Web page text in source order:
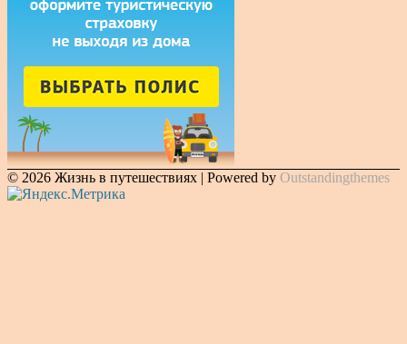
© 2026 Жизнь в путешествиях | Powered by Outstandingthemes